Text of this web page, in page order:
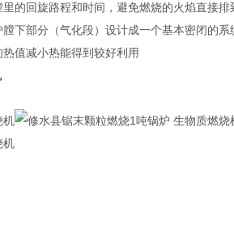
的回旋路程和时间，避免燃烧的火焰直接
下部分（气化段）设计成一个基本密闭的
值减小热能得到较好利用